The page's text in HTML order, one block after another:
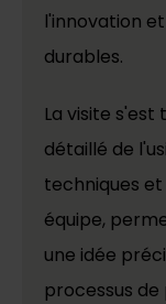
l'innovation
durables.
La visite
détaillé de
techniques
équipe,
une idée
processus